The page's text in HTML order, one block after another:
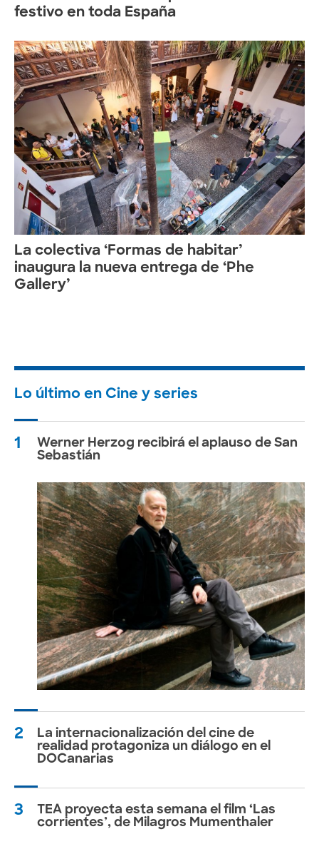
festivo en toda España
La colectiva ‘Formas de habitar’
inaugura la nueva entrega de ‘Phe
Gallery’
Lo último en Cine y series
1
Werner Herzog recibirá el aplauso de San
Sebastián
2
La internacionalización del cine de
realidad protagoniza un diálogo en el
DOCanarias
3
TEA proyecta esta semana el film ‘Las
corrientes’, de Milagros Mumenthaler